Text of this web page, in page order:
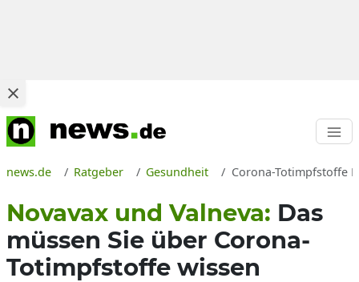
news.de Ratgeber Gesundheit Corona-Totimpfstoffe
Novavax und Valneva: Das
müssen Sie über Corona-
Totimpfstoffe wissen